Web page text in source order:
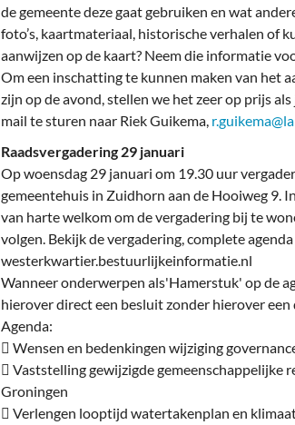
de gemeente deze gaat gebruiken en wat
foto’s, kaartmateriaal, historische verhalen of
aanwijzen op de kaart? Neem die informatie
Om een inschatting te kunnen maken van het
zijn op de avond, stellen we het zeer op prijs
mail te sturen naar Riek Guikema,
Raadsvergadering 29 januari
Op woensdag 29 januari om 19.30 uur
gemeentehuis in Zuidhorn aan de Hooiweg 9.
van harte welkom om de vergadering bij te
volgen. Bekijk de vergadering, complete
westerkwartier.bestuurlijkeinformatie.nl
Wanneer onderwerpen als'Hamerstuk' op de
hierover direct een besluit zonder hierover een
Agenda:
 Wensen en bedenkingen wijziging
 Vaststelling gewijzigde gemeenschappelijke
Groningen
 Verlengen looptijd watertakenplan en